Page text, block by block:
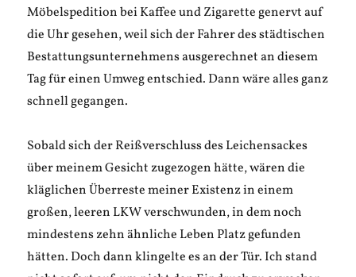
Möbelspedition bei Kaffee und Zigarette genervt auf
die Uhr gesehen, weil sich der Fahrer des städtischen
Bestattungsunternehmens ausgerechnet an diesem
Tag für einen Umweg entschied. Dann wäre alles ganz
schnell gegangen.
Sobald sich der Reißverschluss des Leichensackes
über meinem Gesicht zugezogen hätte, wären die
kläglichen Überreste meiner Existenz in einem
großen, leeren LKW verschwunden, in dem noch
mindestens zehn ähnliche Leben Platz gefunden
hätten. Doch dann klingelte es an der Tür. Ich stand